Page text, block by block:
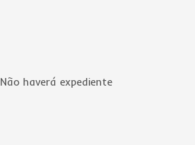
Não haverá expediente